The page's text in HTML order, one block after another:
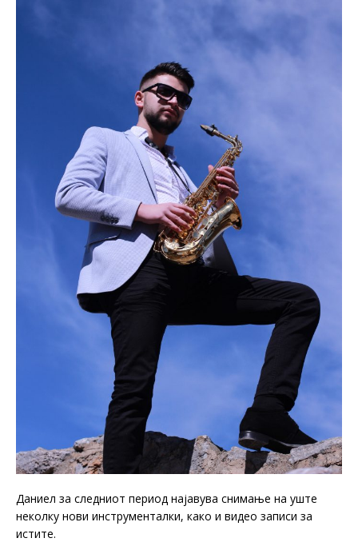
Даниел за следниот период најавува снимање на уште
неколку нови инструменталки, како и видео записи за
истите.